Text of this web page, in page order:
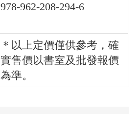
978-962-208-294-6
＊以上定價僅供參考，確
實售價以書室及批發報價
為準。